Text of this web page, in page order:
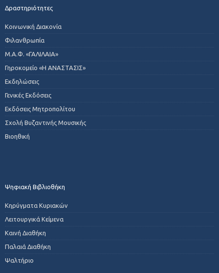
Δραστηριότητες
Κοινωνική Διακονία
Φιλανθρωπία
Μ.Α.Φ. «ΓΑΛΙΛΑΙΑ»
Γηροκομείο «Η ΑΝΑΣΤΑΣΙΣ»
Εκδηλώσεις
Γενικές Εκδόσεις
Εκδόσεις Μητροπολίτου
Σχολή Βυζαντινής Μουσικής
Βιοηθική
Ψηφιακή Βιβλιοθήκη
Κηρύγματα Κυριακών
Λειτουργικά Κείμενα
Καινή Διαθήκη
Παλαιά Διαθήκη
Ψαλτήριο